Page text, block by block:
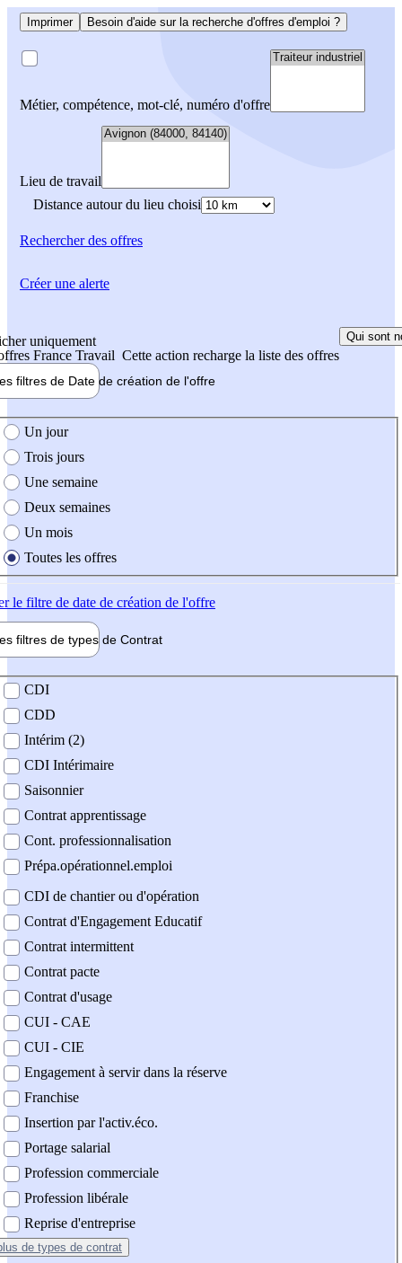
Imprimer Besoin d'aide sur la recherche d'offres d'emploi ?
Métier, compétence, mot-clé, numéro d'offre
Lieu de travail
Distance autour du lieu choisi
Rechercherdes offres
uniquement
France Travail Cette action recharge la liste des offres
Qui sont
filtres de Date de création de l'offre
création de l'offre
Un jour
Trois jours
Une semaine
Deux semaines
Un mois
Toutes les offres
le filtre de date de création de l'offre
filtres de types de Contrat
contrat
CDI
CDD
Intérim (2)
CDI Intérimaire
Saisonnier
Contrat apprentissage
Cont. professionnalisation
Prépa.opérationnel.emploi
CDI de chantier ou d'opération
Contrat d'Engagement Educatif
Contrat intermittent
Contrat pacte
Contrat d'usage
CUI - CAE
CUI - CIE
Engagement à servir dans la réserve
Franchise
Insertion par l'activ.éco.
Portage salarial
Profession commerciale
Profession libérale
Reprise d'entreprise
de types de contrat
Créer une alerte